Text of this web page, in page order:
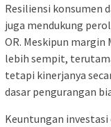
Resiliensi konsumen
juga mendukung
OR. Meskipun
lebih sempit,
tetapi kinerjanya
dasar pengurangan
Keuntungan